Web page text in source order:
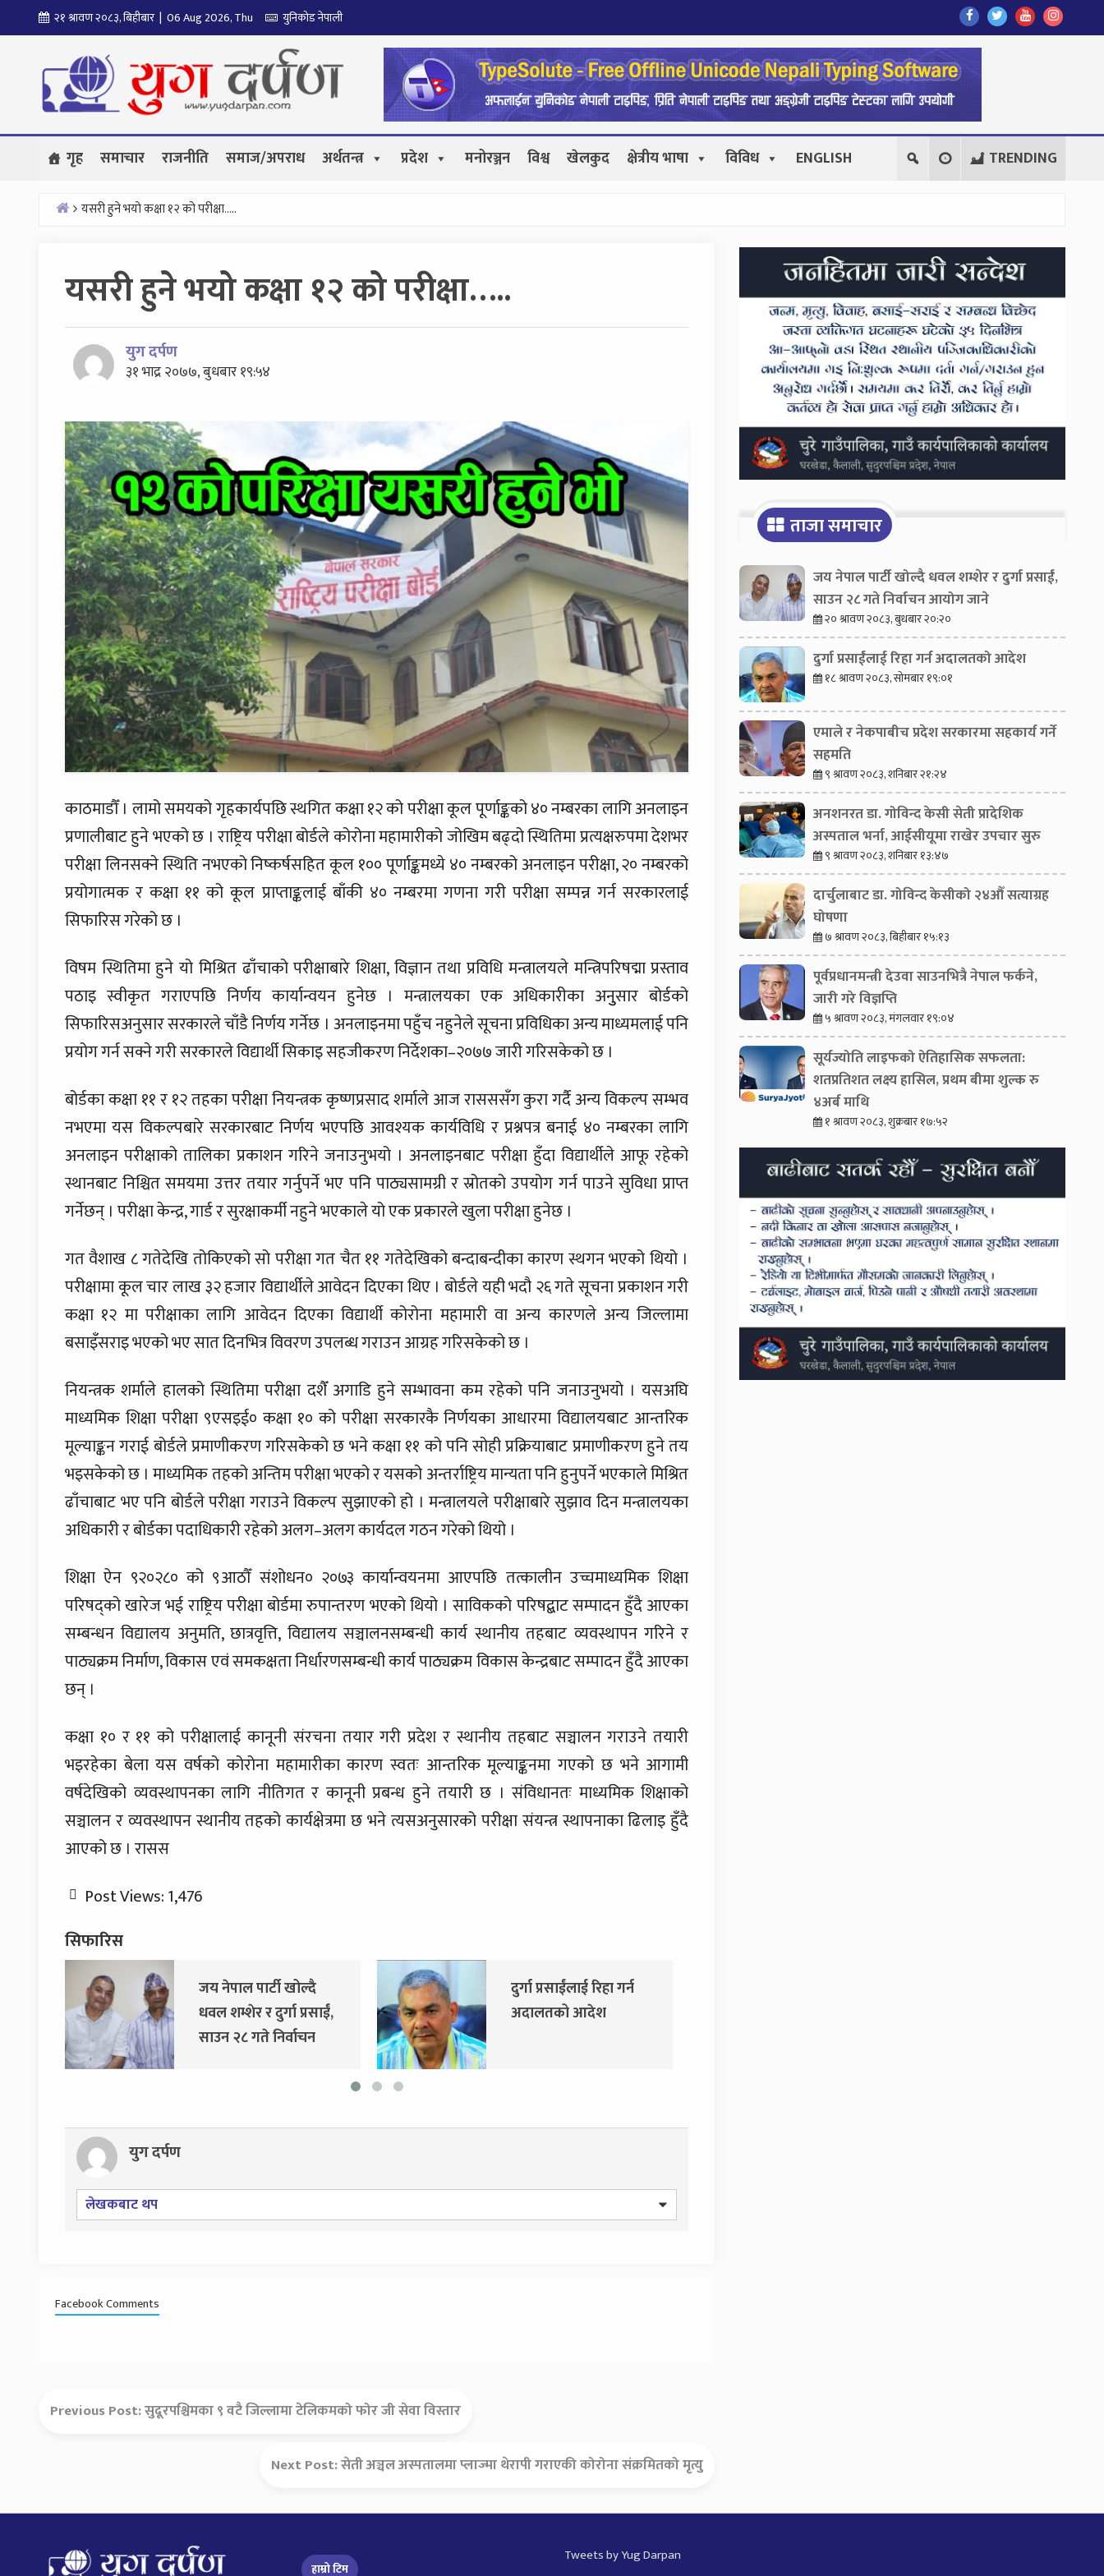
to
२१ श्रावण २०८३, बिहीबार | 06 Aug 2026, Thu युनिकोड नेपाली
Find
Us
On
Facebook
Find
Us
Find
Us
Follow
Us
गृह समाचार राजनीति समाज/अपराध अर्थतन्त्र प्रदेश मनोरञ्जन विश्व खेलकुद क्षेत्रीय भाषा विविध ENGLISH TRENDING
यसरी हुने भयो कक्षा १२ को परीक्षा…..
यसरी हुने भयो कक्षा १२ को परीक्षा…..
युग दर्पण
३१ भाद्र २०७७, बुधबार १९:५४
काठमाडौँ । लामो समयको गृहकार्यपछि स्थगित कक्षा १२ को परीक्षा कूल पूर्णाङ्कको ४० नम्बरका लागि अनलाइन
प्रणालीबाट हुने भएको छ । राष्ट्रिय परीक्षा बोर्डले कोरोना महामारीको जोखिम बढ्दो स्थितिमा प्रत्यक्षरुपमा देशभर
परीक्षा लिनसक्ने स्थिति नभएको निष्कर्षसहित कूल १०० पूर्णाङ्कमध्ये ४० नम्बरको अनलाइन परीक्षा, २० नम्बरको
प्रयोगात्मक र कक्षा ११ को कूल प्राप्ताङ्कलाई बाँकी ४० नम्बरमा गणना गरी परीक्षा सम्पन्न गर्न सरकारलाई
सिफारिस गरेको छ ।
विषम स्थितिमा हुने यो मिश्रित ढाँचाको परीक्षाबारे शिक्षा, विज्ञान तथा प्रविधि मन्त्रालयले मन्त्रिपरिषद्मा प्रस्ताव
पठाइ स्वीकृत गराएपछि निर्णय कार्यान्वयन हुनेछ । मन्त्रालयका एक अधिकारीका अनुुसार बोर्डको
सिफारिसअनुसार सरकारले चाँडै निर्णय गर्नेछ । अनलाइनमा पहुँच नहुनेले सूचना प्रविधिका अन्य माध्यमलाई पनि
प्रयोग गर्न सक्ने गरी सरकारले विद्यार्थी सिकाइ सहजीकरण निर्देशका–२०७७ जारी गरिसकेको छ ।
बोर्डका कक्षा ११ र १२ तहका परीक्षा नियन्त्रक कृष्णप्रसाद शर्माले आज रासससँग कुरा गर्दै अन्य विकल्प सम्भव
नभएमा यस विकल्पबारे सरकारबाट निर्णय भएपछि आवश्यक कार्यविधि र प्रश्नपत्र बनाई ४० नम्बरका लागि
अनलाइन परीक्षाको तालिका प्रकाशन गरिने जनाउनुभयो । अनलाइनबाट परीक्षा हुँदा विद्यार्थीले आफू रहेको
स्थानबाट निश्चित समयमा उत्तर तयार गर्नुपर्ने भए पनि पाठ्यसामग्री र स्रोतको उपयोग गर्न पाउने सुविधा प्राप्त
गर्नेछन् । परीक्षा केन्द्र, गार्ड र सुरक्षाकर्मी नहुने भएकाले यो एक प्रकारले खुला परीक्षा हुनेछ ।
गत वैशाख ८ गतेदेखि तोकिएको सो परीक्षा गत चैत ११ गतेदेखिको बन्दाबन्दीका कारण स्थगन भएको थियो ।
परीक्षामा कूल चार लाख ३२ हजार विद्यार्थीले आवेदन दिएका थिए । बोर्डले यही भदौ २६ गते सूचना प्रकाशन गरी
कक्षा १२ मा परीक्षाका लागि आवेदन दिएका विद्यार्थी कोरोना महामारी वा अन्य कारणले अन्य जिल्लामा
बसाइँसराइ भएको भए सात दिनभित्र विवरण उपलब्ध गराउन आग्रह गरिसकेको छ ।
नियन्त्रक शर्माले हालको स्थितिमा परीक्षा दशैँ अगाडि हुने सम्भावना कम रहेको पनि जनाउनुभयो । यसअघि
माध्यमिक शिक्षा परीक्षा ९एसइई० कक्षा १० को परीक्षा सरकारकै निर्णयका आधारमा विद्यालयबाट आन्तरिक
मूल्याङ्कन गराई बोर्डले प्रमाणीकरण गरिसकेको छ भने कक्षा ११ को पनि सोही प्रक्रियाबाट प्रमाणीकरण हुने तय
भइसकेको छ । माध्यमिक तहको अन्तिम परीक्षा भएको र यसको अन्तर्राष्ट्रिय मान्यता पनि हुनुपर्ने भएकाले मिश्रित
ढाँचाबाट भए पनि बोर्डले परीक्षा गराउने विकल्प सुझाएको हो । मन्त्रालयले परीक्षाबारे सुझाव दिन मन्त्रालयका
अधिकारी र बोर्डका पदाधिकारी रहेको अलग–अलग कार्यदल गठन गरेको थियो ।
शिक्षा ऐन ९२०२८० को ९आठौँ संशोधन० २०७३ कार्यान्वयनमा आएपछि तत्कालीन उच्चमाध्यमिक शिक्षा
परिषद्को खारेज भई राष्ट्रिय परीक्षा बोर्डमा रुपान्तरण भएको थियो । साविकको परिषद्बाट सम्पादन हुँदै आएका
सम्बन्धन विद्यालय अनुमति, छात्रवृत्ति, विद्यालय सञ्चालनसम्बन्धी कार्य स्थानीय तहबाट व्यवस्थापन गरिने र
पाठ्यक्रम निर्माण, विकास एवं समकक्षता निर्धारणसम्बन्धी कार्य पाठ्यक्रम विकास केन्द्रबाट सम्पादन हुँदै आएका
छन् ।
कक्षा १० र ११ को परीक्षालाई कानूनी संरचना तयार गरी प्रदेश र स्थानीय तहबाट सञ्चालन गराउने तयारी
भइरहेका बेला यस वर्षको कोरोना महामारीका कारण स्वतः आन्तरिक मूल्याङ्कनमा गएको छ भने आगामी
वर्षदेखिको व्यवस्थापनका लागि नीतिगत र कानूनी प्रबन्ध हुने तयारी छ । संविधानतः माध्यमिक शिक्षाको
सञ्चालन र व्यवस्थापन स्थानीय तहको कार्यक्षेत्रमा छ भने त्यसअनुसारको परीक्षा संयन्त्र स्थापनाका ढिलाइ हुँदै
आएको छ । रासस
Post Views:1,476
सिफारिस
दुर्गा प्रसाईंलाई रिहा गर्न
अदालतको आदेश
एमाले र नेकपाबीच प्रदेश
सरकारमा सहकार्य गर्ने
युग दर्पण
लेखकबाट थप
Facebook Comments
Previous Post:सुदूरपश्चिमका ९ वटै जिल्लामा टेलिकमको फोर जी सेवा विस्तार
Next Post:सेती अञ्चल अस्पतालमा प्लाज्मा थेरापी गराएकी कोरोना संक्रमितको मृत्यु
Secondary
Sidebar
ताजा समाचार
जय नेपाल पार्टी खोल्दै धवल शम्शेर र दुर्गा प्रसाईं,
साउन २८ गते निर्वाचन आयोग जाने
२० श्रावण २०८३, बुधबार २०:२०
दुर्गा प्रसाईंलाई रिहा गर्न अदालतको आदेश
१८ श्रावण २०८३, सोमबार १९:०१
एमाले र नेकपाबीच प्रदेश सरकारमा सहकार्य गर्ने
सहमति
९ श्रावण २०८३, शनिबार २१:२४
अनशनरत डा. गोविन्द केसी सेती प्रादेशिक
अस्पताल भर्ना, आईसीयूमा राखेर उपचार सुरु
९ श्रावण २०८३, शनिबार १३:४७
दार्चुलाबाट डा. गोविन्द केसीको २४औँ सत्याग्रह
घोषणा
७ श्रावण २०८३, बिहीबार १५:१३
पूर्वप्रधानमन्त्री देउवा साउनभित्रै नेपाल फर्कने,
जारी गरे विज्ञप्ति
५ श्रावण २०८३, मंगलवार १९:०४
सूर्यज्योति लाइफको ऐतिहासिक सफलता:
शतप्रतिशत लक्ष्य हासिल, प्रथम बीमा शुल्क रु
४अर्ब माथि
१ श्रावण २०८३, शुक्रबार १७:५२
हाम्रो टिम
Tweets by Yug Darpan